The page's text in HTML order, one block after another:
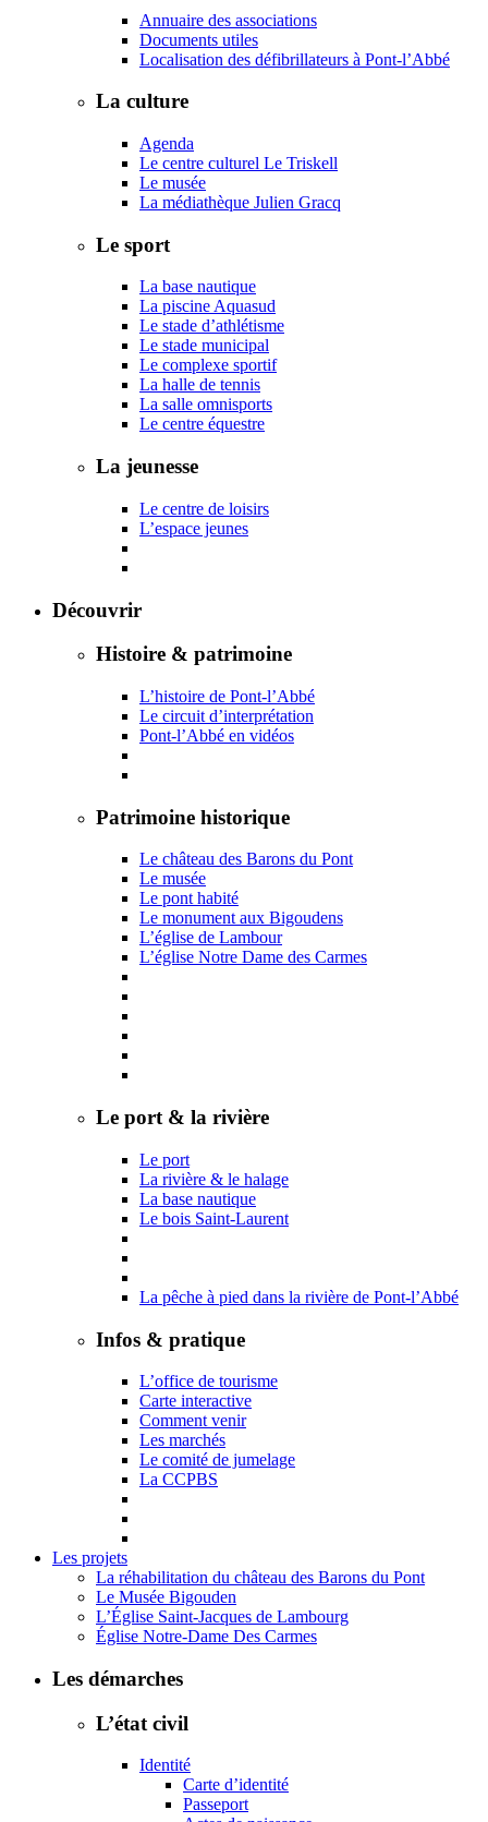
Annuaire des associations
Documents utiles
Localisation des défibrillateurs à Pont-l’Abbé
La culture
Agenda
Le centre culturel Le Triskell
Le musée
La médiathèque Julien Gracq
Le sport
La base nautique
La piscine Aquasud
Le stade d’athlétisme
Le stade municipal
Le complexe sportif
La halle de tennis
La salle omnisports
Le centre équestre
La jeunesse
Le centre de loisirs
L’espace jeunes
Découvrir
Histoire & patrimoine
L’histoire de Pont-l’Abbé
Le circuit d’interprétation
Pont-l’Abbé en vidéos
Patrimoine historique
Le château des Barons du Pont
Le musée
Le pont habité
Le monument aux Bigoudens
L’église de Lambour
L’église Notre Dame des Carmes
Le port & la rivière
Le port
La rivière & le halage
La base nautique
Le bois Saint-Laurent
La pêche à pied dans la rivière de Pont-l’Abbé
Infos & pratique
L’office de tourisme
Carte interactive
Comment venir
Les marchés
Le comité de jumelage
La CCPBS
Les projets
La réhabilitation du château des Barons du Pont
Le Musée Bigouden
L’Église Saint-Jacques de Lambourg
Église Notre-Dame Des Carmes
Les démarches
L’état civil
Identité
Carte d’identité
Passeport